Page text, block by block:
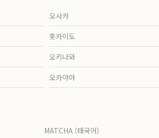
오사카
홋카이도
오키나와
오카야마
MATCHA (태국어)